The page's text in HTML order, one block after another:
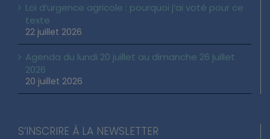
Loi d’urgence agricole : pourquoi j’ai voté pour ce
texte
22 juillet 2026
Agenda du lundi 20 juillet au dimanche 26 juillet
2026
20 juillet 2026
S’INSCRIRE À LA NEWSLETTER